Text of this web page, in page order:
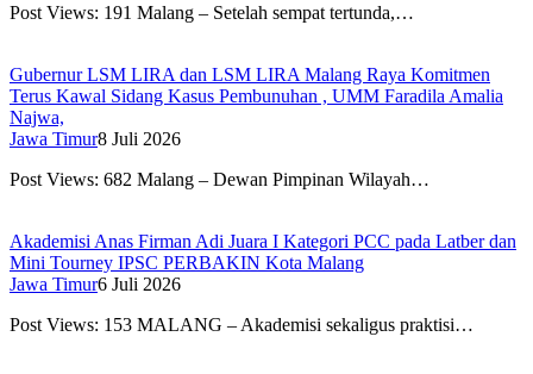
Post Views: 191 Malang – Setelah sempat tertunda,…
Gubernur LSM LIRA dan LSM LIRA Malang Raya Komitmen
Terus Kawal Sidang Kasus Pembunuhan , UMM Faradila Amalia
Najwa,
Jawa Timur8 Juli 2026
Post Views: 682 Malang – Dewan Pimpinan Wilayah…
Akademisi Anas Firman Adi Juara I Kategori PCC pada Latber dan
Mini Tourney IPSC PERBAKIN Kota Malang
Jawa Timur6 Juli 2026
Post Views: 153 MALANG – Akademisi sekaligus praktisi…